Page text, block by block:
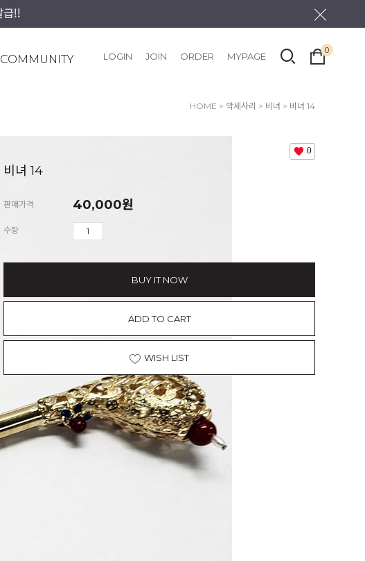
COMMUNITY LOGIN JOIN ORDER MYPAGE
0
HOME > 악세사리 > 비녀 > 비녀 14
0
비녀 14
판매가격 40,000원
수량
BUY IT NOW
ADD TO CART
WISH LIST